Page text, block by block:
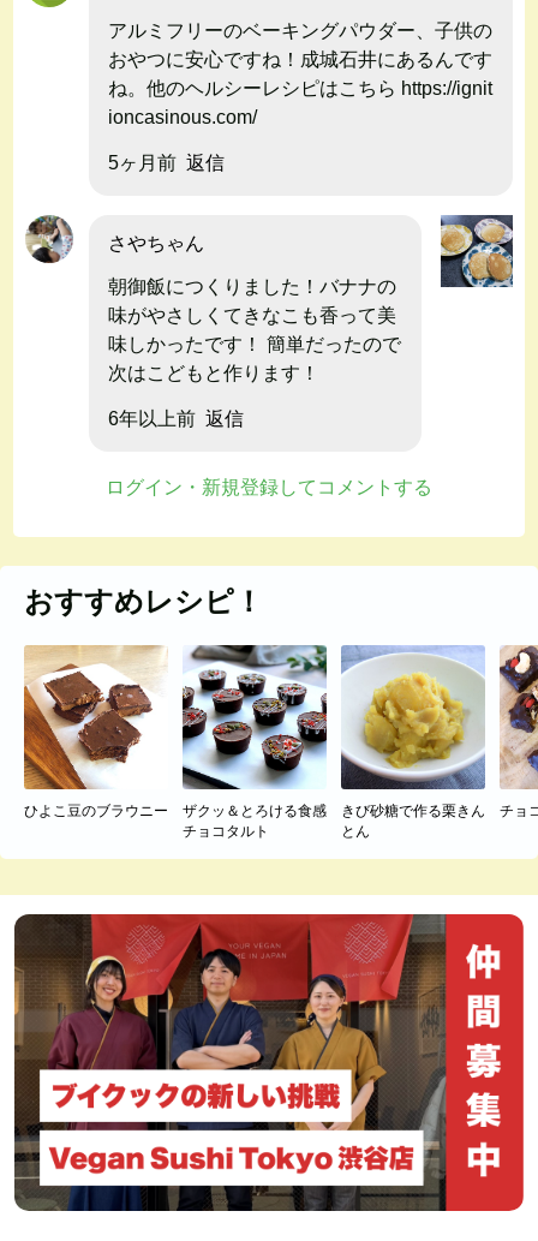
アルミフリーのベーキングパウダー、子供の
おやつに安心ですね！成城石井にあるんです
ね。他のヘルシーレシピはこちら https://ignit
ioncasinous.com/
5ヶ月前 返信
さやちゃん
朝御飯につくりました！バナナの
味がやさしくてきなこも香って美
味しかったです！ 簡単だったので
次はこどもと作ります！
6年以上前 返信
ログイン・新規登録してコメントする
おすすめレシピ！
ひよこ豆のブラウニー
ザクッ＆とろける食感
チョコタルト
きび砂糖で作る栗きん
とん
チョ